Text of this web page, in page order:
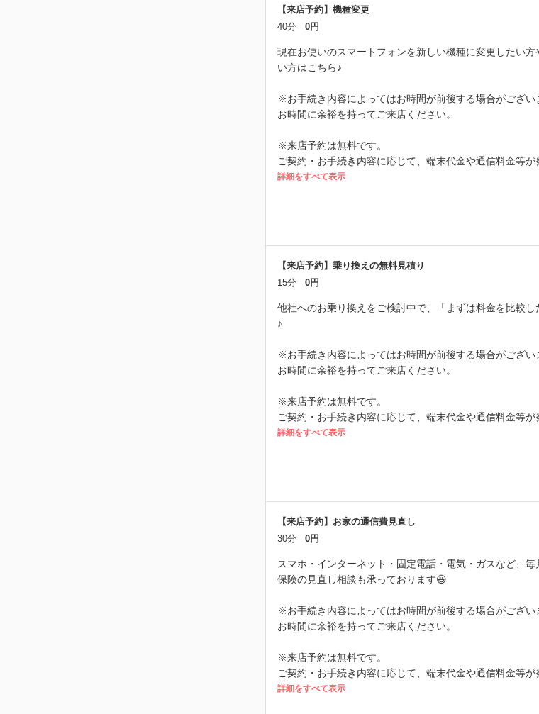
【来店予約】機種変更
40分
0円
現在お使いのスマートフォンを新しい機種に変更したい
い方はこちら♪
※お手続き内容によってはお時間が前後する場合がござい
お時間に余裕を持ってご来店ください。
※来店予約は無料です。
ご契約・お手続き内容に応じて、端末代金や通信料金等が
詳細をすべて表示
【来店予約】乗り換えの無料見積り
15分
0円
他社へのお乗り換えをご検討中で、「まずは料金を比較
♪
※お手続き内容によってはお時間が前後する場合がござい
お時間に余裕を持ってご来店ください。
※来店予約は無料です。
ご契約・お手続き内容に応じて、端末代金や通信料金等が
詳細をすべて表示
【来店予約】お家の通信費見直し
30分
0円
スマホ・インターネット・固定電話・電気・ガスなど、
保険の見直し相談も承っております😆
※お手続き内容によってはお時間が前後する場合がござい
お時間に余裕を持ってご来店ください。
※来店予約は無料です。
ご契約・お手続き内容に応じて、端末代金や通信料金等が
詳細をすべて表示